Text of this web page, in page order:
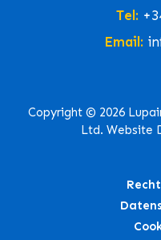
Tel:
Email:
Copyright © 2026
Ltd. Website